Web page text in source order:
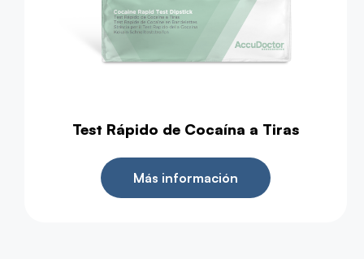
Test Rápido de Cocaína a Tiras
Más información